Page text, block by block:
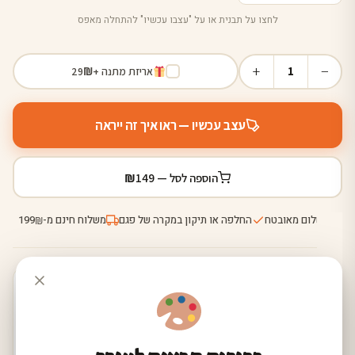
לחצו על תבנית או על "עצבו עכשיו" להתחלה מאפס
−
1
+ אריזת מתנה +₪
29
עצב עכשיו — ראו איך זה ייראה
הוספה לסל — ₪149
תשלום מאובטח החלפה או תיקון במקרה של פגם משלוח חינם מ-₪
199
הזמנה היום — קבלו תוך 5-8 ימי עסקים